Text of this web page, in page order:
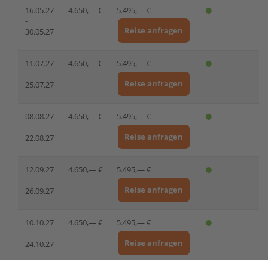
16.05.27
-
30.05.27
4.650,— €
5.495,— €
Reise anfragen
11.07.27
-
25.07.27
4.650,— €
5.495,— €
Reise anfragen
08.08.27
-
22.08.27
4.650,— €
5.495,— €
Reise anfragen
12.09.27
-
26.09.27
4.650,— €
5.495,— €
Reise anfragen
10.10.27
-
24.10.27
4.650,— €
5.495,— €
Reise anfragen